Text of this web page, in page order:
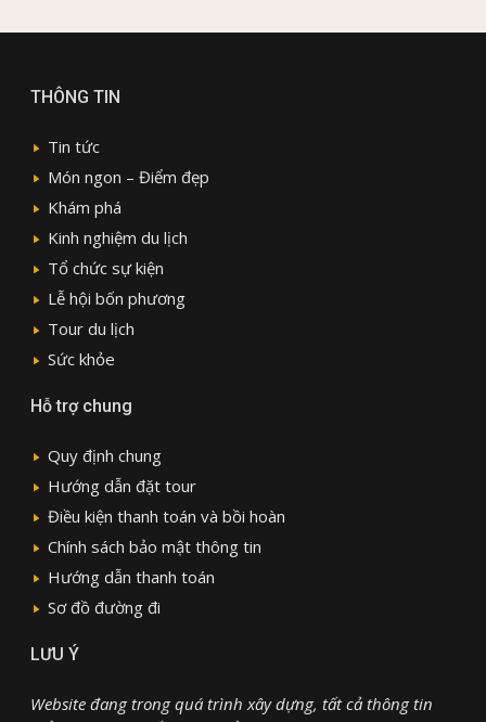
THÔNG TIN
Tin tức
Món ngon – Điểm đẹp
Khám phá
Kinh nghiệm du lịch
Tổ chức sự kiện
Lễ hội bốn phương
Tour du lịch
Sức khỏe
Hỗ trợ chung
Quy định chung
Hướng dẫn đặt tour
Điều kiện thanh toán và bồi hoàn
Chính sách bảo mật thông tin
Hướng dẫn thanh toán
Sơ đồ đường đi
LƯU Ý
Website đang trong quá trình xây dựng, tất cả thông tin